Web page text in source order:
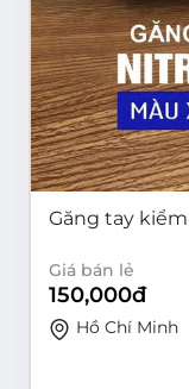
Găng tay
Giá bán lẻ
150,000đ
Hồ Chí Minh